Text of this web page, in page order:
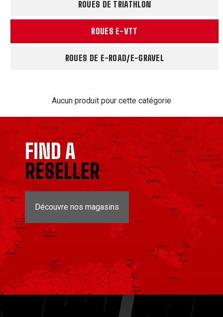
ROUES DE TRIATHLON
ROUES E-VTT
ROUES DE E-ROAD/E-GRAVEL
Aucun produit pour cette catégorie
FIND A
RESELLER
Découvre nos magasins